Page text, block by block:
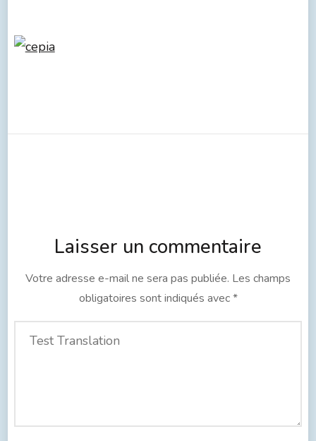
Laisser un commentaire
Votre adresse e-mail ne sera pas publiée. Les champs
obligatoires sont indiqués avec*